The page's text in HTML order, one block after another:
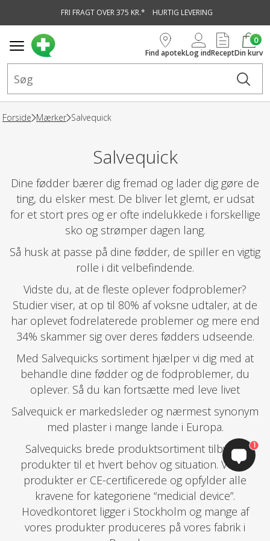
FRI FRAGT OVER 375 KR.* HURTIG LEVERING
Find apotekLog indRecept
0
Din kurv
Forside Mærker Salvequick
Salvequick
Dine fødder bærer dig fremad og lader dig gøre de
ting, du elsker mest. De bliver let glemt, er udsat
for et stort pres og er ofte indelukkede i forskellige
sko og strømper dagen lang.
Så husk at passe på dine fødder, de spiller en vigtig
rolle i dit velbefindende.
Vidste du, at de fleste oplever fodproblemer?
Studier viser, at op til 80% af voksne udtaler, at de
har oplevet fodrelaterede problemer og mere end
34% skammer sig over deres fødders udseende.
Med Salvequicks sortiment hjælper vi dig med at
behandle dine fødder og de fodproblemer, du
oplever. Så du kan fortsætte med leve livet
Salvequick er markedsleder og nærmest synonym
med plaster i mange lande i Europa.
​​​​​​​Salvequicks brede produktsortiment tilbyder
produkter til et hvert behov og situation. Vores
produkter er CE-certificerede og opfylder alle
kravene for kategoriene “medicial device”.
Hovedkontoret ligger i Stockholm og mange af
vores produkter produceres på vores fabrik i
1